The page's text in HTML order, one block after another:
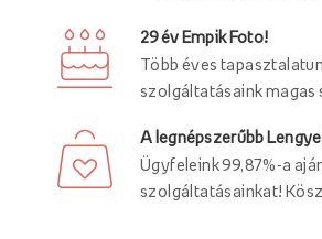
29 év Empik Foto!
Több éves
szolgáltatásaink magas
A legnépszerűbb
Ügyfeleink 99,87%-a
szolgáltatásainkat!